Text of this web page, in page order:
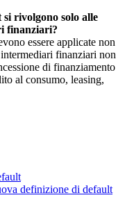
rivolgono solo alle
finanziari?
essere applicate non
finanziari non
di finanziamento
al consumo, leasing,
definizione di default